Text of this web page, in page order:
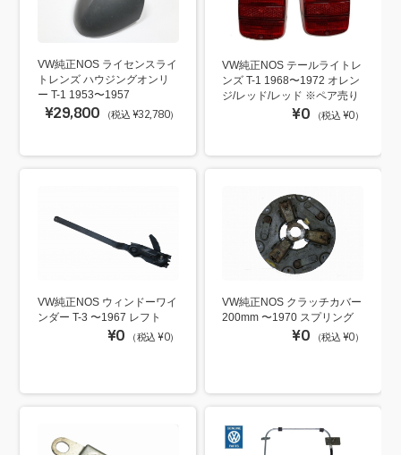
VW純正NOS ライセンスライ
トレンズ ハウジングオンリ
ー T-1 1953〜1957
¥29,800 （税込 ¥32,780）
VW純正NOS テールライトレ
ンズ T-1 1968〜1972 オレン
ジ/レッド/レッド ※ペア売り
¥0 （税込 ¥0）
VW純正NOS ウィンドーワイ
ンダー T-3 〜1967 レフト
¥0 （税込 ¥0）
VW純正NOS クラッチカバー
200mm 〜1970 スプリング
¥0 （税込 ¥0）